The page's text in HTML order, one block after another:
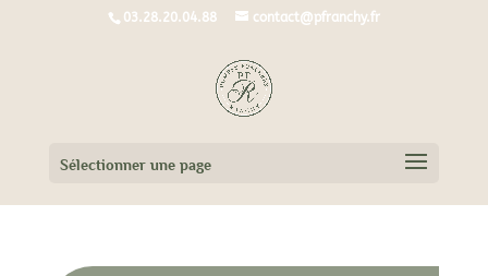
03.28.20.04.88 contact@pfranchy.fr
Sélectionner une page